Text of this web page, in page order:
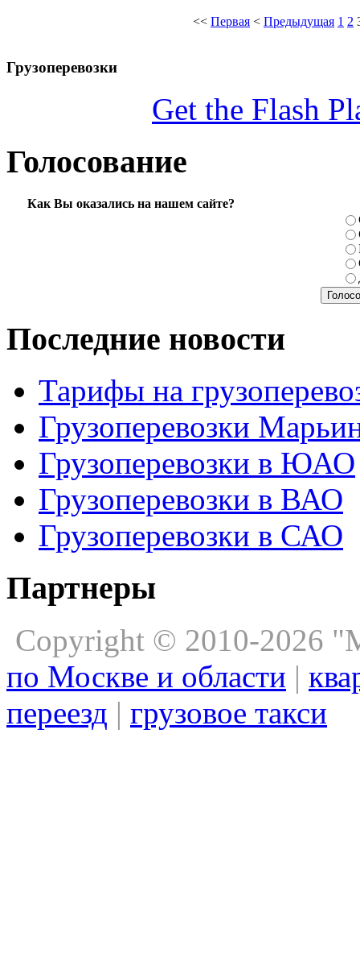
<< Первая < Предыдущая 1 2
Грузоперевозки
Get the Flash
Голосование
Как Вы оказались на нашем сайте?
Последние новости
Тарифы на
Грузоперевозки
Грузоперевозки в ЮАО
Грузоперевозки в ВАО
Грузоперевозки в САО
Партнеры
Copyright © 2010-2026
по Москве и области |
переезд | грузовое такси